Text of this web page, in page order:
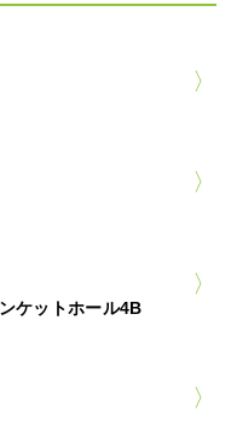
ケットホール4B